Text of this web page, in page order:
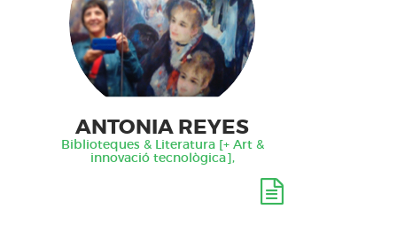
ANTONIA REYES
Biblioteques & Literatura [+ Art &
innovació tecnològica],